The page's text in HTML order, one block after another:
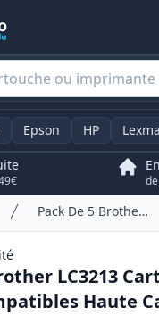
Epson HP
Pack De 5 Brother LC3213 Cartouches d'encre Compatibles Haute Capacité (Ink Hero)
LC3213
Haute